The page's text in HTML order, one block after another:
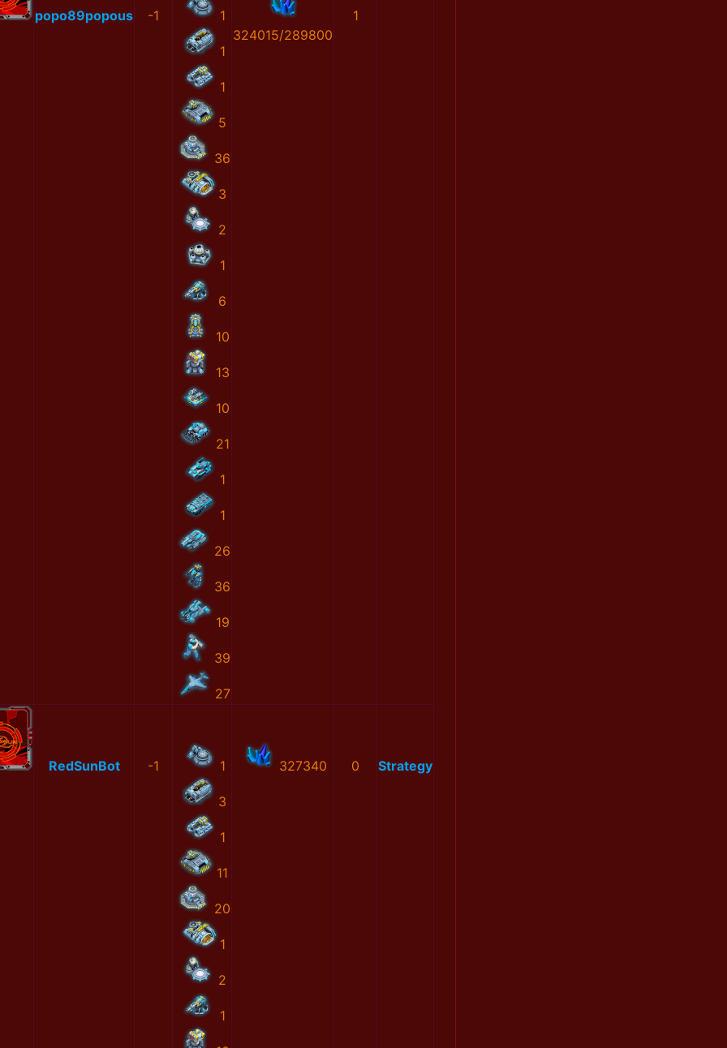
popo89popous -1 1
1
1
5
36
3
2
1
6
10
13
10
21
1
1
26
36
19
39
27
324015/289800
1
RedSunBot -1 1
3
1
11
20
1
2
1
327340 0 Strategy